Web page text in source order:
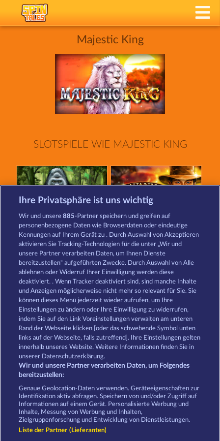
Majestic King
SLOTSPIELE WIE MAJESTIC KING
King of the Jungle Savanna Moon
Duck Shooter
AGB Datenschutz Impressum
Unternehmensseite
Affiliate-Programm
Widerruf einreichen
Ihre Privatsphäre ist uns wichtig
Wir und unsere885-Partner speichern und greifen auf
personenbezogene Daten wie Browserdaten oder eindeutige
Kennungen auf Ihrem Gerät zu . Durch Auswahl von Akzeptieren
aktivieren Sie Tracking-Technologien für die unter „Wir und
unsere Partner verarbeiten Daten, um Ihnen Dienste
bereitzustellen“ aufgeführten Zwecke. Durch Auswahl von Alle
ablehnen oder Widerruf Ihrer Einwilligung werden diese
deaktiviert. . Wenn Tracker deaktiviert sind, sind manche Inhalte
und Anzeigen möglicherweise nicht mehr so ​​relevant für Sie. Sie
können dieses Menü jederzeit wieder aufrufen, um Ihre
Einstellungen zu ändern oder Ihre Einwilligung zu widerrufen,
indem Sie auf den Link Voreinstellungen verwalten am unteren
Rand der Webseite klicken [oder das schwebende Symbol unten
links auf der Webseite, falls zutreffend]. Ihre Einstellungen gelten
innerhalb unseres Website. Weitere Informationen finden Sie in
unserer Datenschutzerklärung.
Wir und unsere Partner verarbeiten Daten, um Folgendes
bereitzustellen:
Genaue Geolocation-Daten verwenden. Geräteeigenschaften zur
Identifikation aktiv abfragen. Speichern von und/oder Zugriff auf
Informationen auf einem Gerät. Personalisierte Werbung und
Inhalte, Messung von Werbung und Inhalten,
Zielgruppenforschung und Entwicklung von Dienstleistungen.
Liste der Partner (Lieferanten)